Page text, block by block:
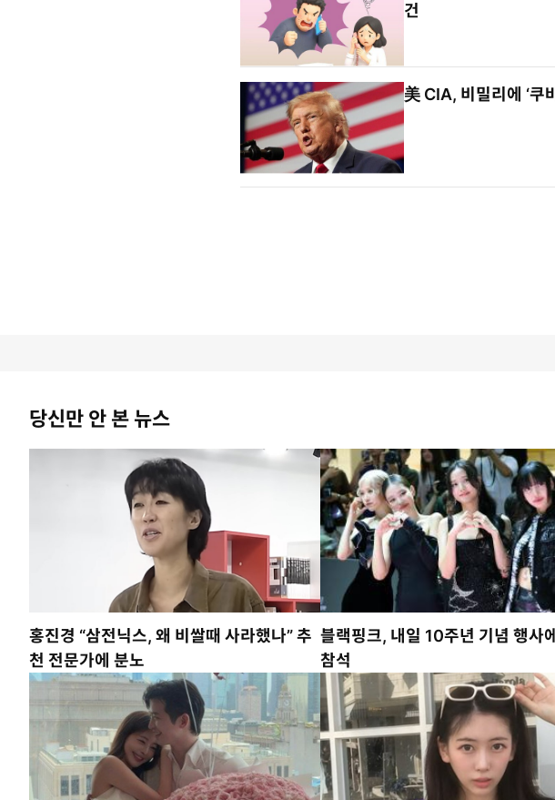
건
美 CIA, 비밀리에 ‘쿠
당신만 안 본 뉴스
홍진경 “삼전닉스, 왜 비쌀때 사라했나” 추
천 전문가에 분노
블랙핑크, 내일 10주년 기념 행사
참석